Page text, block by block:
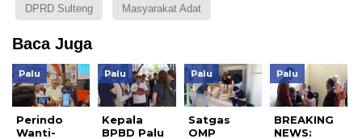
DPRD Sulteng Masyarakat Adat
Baca Juga
Palu
Perindo
Wanti-
Palu
Kepala
BPBD Palu
Palu
Satgas
OMP
Palu
BREAKING
NEWS: